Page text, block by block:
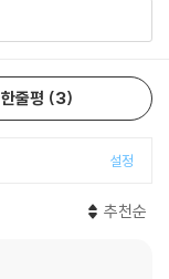
한줄평 3
설정
추천순